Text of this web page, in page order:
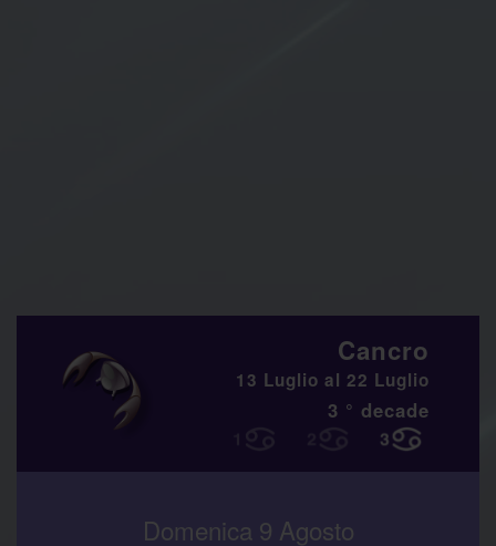
Cancro
13 Luglio al 22 Luglio
3 ° decade
Domenica 9 Agosto